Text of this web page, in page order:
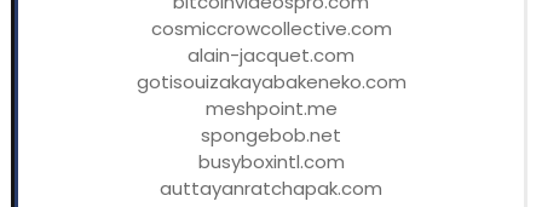
cosmiccrowcollective.com
alain-jacquet.com
gotisouizakayabakeneko.com
meshpoint.me
spongebob.net
busyboxintl.com
auttayanratchapak.com